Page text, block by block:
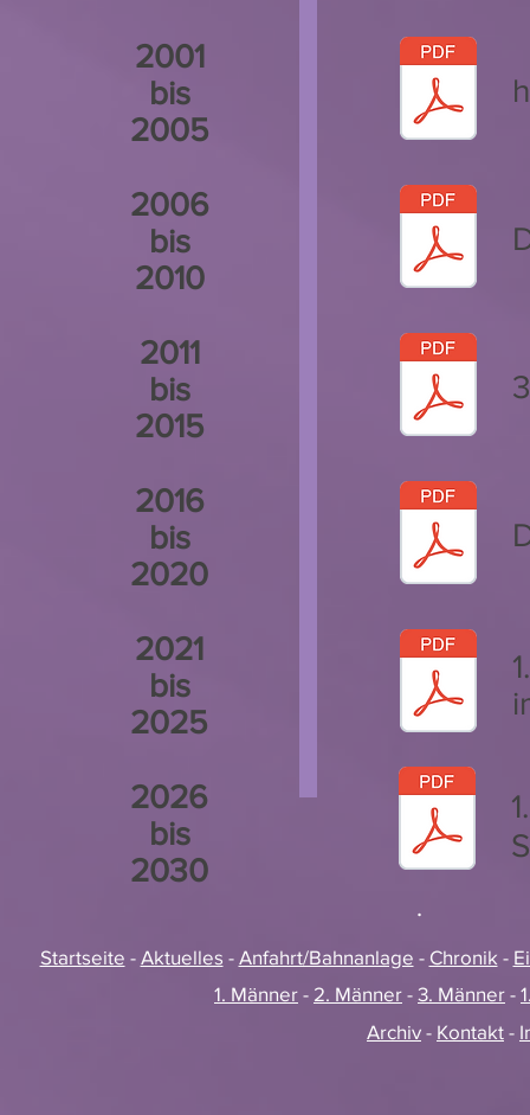
2001
bis
2005
2006
bis
2010
2011
bis
2015
2016
bis
2020
2021
bis
2025
2026
bis
2030
.
Startseite - Aktuelles - Anfahrt/Bahnanlage - Chronik -
1. Männer - 2. Männer - 3. Männer -
Archiv - Kontakt -